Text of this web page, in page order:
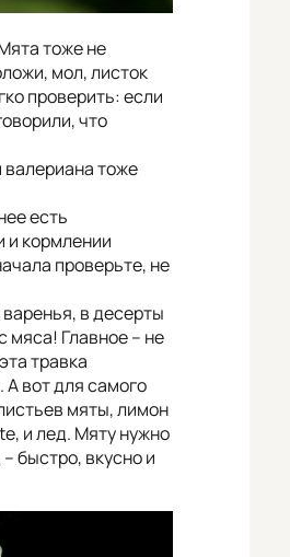
тоже не
мол, листок
проверить: если
что
валериана тоже
есть
и кормлении
проверьте, не
в десерты
мяса! Главное – не
травка
А вот для самого
мяты, лимон
и лед. Мяту нужно
быстро, вкусно и